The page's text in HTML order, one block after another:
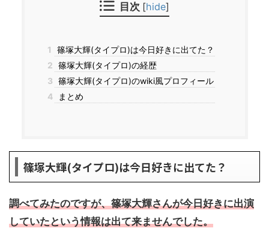
目次 [hide]
1
篠塚大輝(タイプロ)は今日好きに出てた？
2 篠塚大輝(タイプロ)の経歴
3 篠塚大輝(タイプロ)のwiki風プロフィール
4
まとめ
篠塚大輝(タイプロ)は今日好きに出てた？
調べてみたのですが、篠塚大輝さんが今日好きに出演
していたという情報は出て来ませんでした。